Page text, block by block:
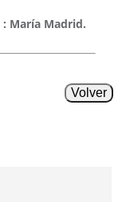
María Madrid.
Volver